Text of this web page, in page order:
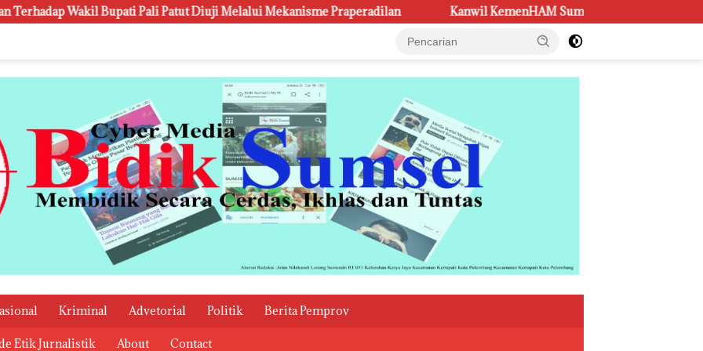
Pali Patut Diuji Melalui Mekanisme Praperadilan Kanwil KemenHAM Sumsel Perkuat Sinergi Bentuk Kampung
Kriminal Advetorial Politik Berita Pemprov
Etik Jurnalistik About Contact